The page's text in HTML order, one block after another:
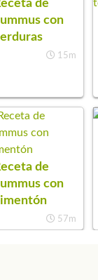
de
con
15m
de
con
57m